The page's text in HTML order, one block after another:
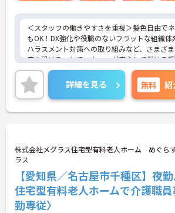
＜スタッフの働きやすさを重視＞髪色自由で
もOK！DX強化や役職のないフラットな組織体
ハラスメント対策への取り組みなど、さまざ
度を設けることでスタッフが安心して働ける
くりに取り組まれています。
＜ライフスタイルに合わせた勤務形態＞夜勤あ
シフト常勤、日勤専従、夜勤専従といったさ
な働き方が設定されている法人です。
＜チームで連携しながらのお仕事＞一人ひと
野は互いで補い合うなど、チームとしてしっ
連携を取りながら日々の業務に努められていま
ご興味のある方には、面接対策ポイント等、
詳細をお話ししますのでお気軽にご相談くださ
詳細を見る 無料 紹
株式会社メグラス住宅型有料老人ホーム めぐら
ラス
【愛知県／名古屋市千種区】夜
住宅型有料老人ホームで介護職
勤専従〉